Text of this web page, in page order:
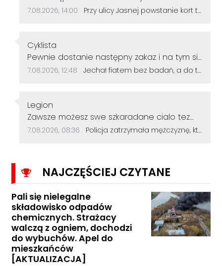
pamięć o Żydach nie zanikła - i pamiec o
chyba zbrodnią - to tym się nikt nie zajmuje !
Dlaczego ?
Data dodania komentarza:
7.08.2026, 14:00 Źródło komentarza:
Przy ulicy Jasnej powstanie kort tenisowy. Mieszkańcy mogą zgłosić swoje uwagi do inwestycji
Autor komentarza:
Cyklista
Treść komentarza:
Pewnie dostanie następny zakaz i na tym się
skończy. A on dalej będzie sobie jeździł.
Data dodania komentarza:
7.08.2026, 12:48 Źródło komentarza:
Jechał fiatem bez badań, a do tego miał sądowy zakaz. Wpadł, bo nie zapiął pasów bezpieczeństwa
Autor komentarza:
Legion
Treść komentarza:
Zawsze możesz swe szkaradane cialo tez
wykąpać jak dupe zal ściska!
Data dodania komentarza:
7.08.2026, 08:36 Źródło komentarza:
Policja zatrzymała mężczyznę, który dewastował koziołki siekierą! Odcięte elementy zakopał w ogródku
NAJCZĘŚCIEJ CZYTANE
Pali się nielegalne
składowisko odpadów
chemicznych. Strażacy
walczą z ogniem, dochodzi
do wybuchów. Apel do
mieszkańców
[AKTUALIZACJA]